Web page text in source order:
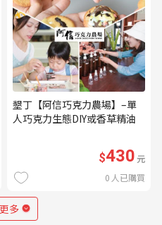
墾丁【阿信巧克力農場】–單
人巧克力生態DIY或香草精油
$430元
0 人已購買
多